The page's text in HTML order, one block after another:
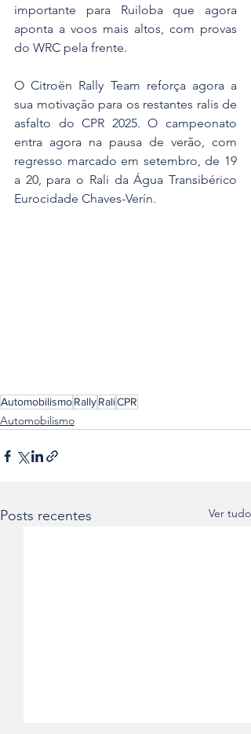
importante para Ruiloba que agora
aponta a voos mais altos, com provas
do WRC pela frente.
O Citroën Rally Team reforça agora a
sua motivação para os restantes ralis de
asfalto do CPR 2025. O campeonato
entra agora na pausa de verão, com
regresso marcado em setembro, de 19
a 20, para o Rali da Água Transibérico
Eurocidade Chaves-Verín.
AutomobilismoRallyRaliCPR
Automobilismo
Posts recentes Ver tudo